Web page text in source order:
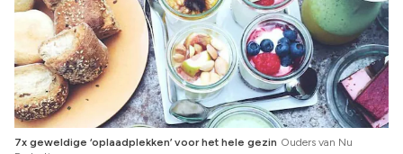
7x geweldige ‘oplaadplekken’ voor het hele gezin Ouders van Nu